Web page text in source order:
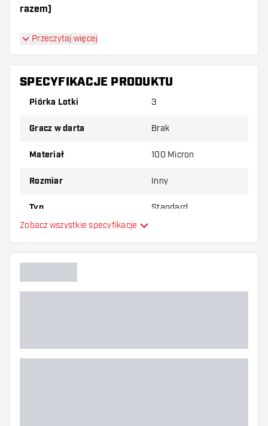
razem)
Dartshopper tip!
Upewnij się, że masz pod ręką dużo piórek i
shaftów. Mogą one zostać uszkodzone lub
Wypróbuj inny kształt, materiał lub grubość
najbardziej Ci odpowiada!
Przeczytaj więcej
SPECYFIKACJE PRODUKTU
Piórka Lotki 3
Gracz w darta Brak
Materiał 100 Micron
Rozmiar Inny
Typ Standard
Dodatkowe kolory
Zobacz wszystkie specyfikacje